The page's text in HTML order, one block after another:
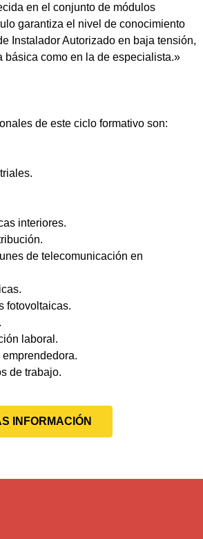
en el conjunto de módulos
garantiza el nivel de conocimiento
Instalador Autorizado en baja tensión,
básica como en la de especialista.»
de este ciclo formativo son:
interiores.
de telecomunicación en
fotovoltaicas.
laboral.
de trabajo.
INFORMACIÓN